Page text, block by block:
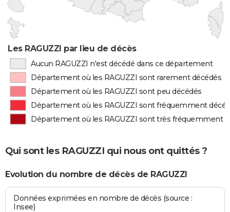
Les RAGUZZI par lieu de décès
Aucun RAGUZZI n'est décédé dans ce département
Département où les RAGUZZI sont rarement décédés
Département où les RAGUZZI sont peu décédés
Département où les RAGUZZI sont fréquemment
Département où les RAGUZZI sont très fréquemment
Qui sont les RAGUZZI qui nous ont quittés ?
Evolution du nombre de décès de RAGUZZI
Données exprimées en nombre de décès (source :
Insee)